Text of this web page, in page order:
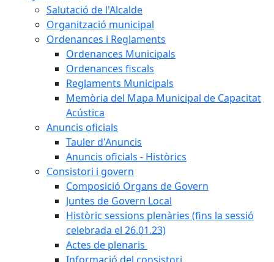
Salutació de l'Alcalde
Organització municipal
Ordenances i Reglaments
Ordenances Municipals
Ordenances fiscals
Reglaments Municipals
Memòria del Mapa Municipal de Capacitat
Acústica
Anuncis oficials
Tauler d'Anuncis
Anuncis oficials - Històrics
Consistori i govern
Composició Organs de Govern
Juntes de Govern Local
Històric sessions plenàries (fins la sessió
celebrada el 26.01.23)
Actes de plenaris